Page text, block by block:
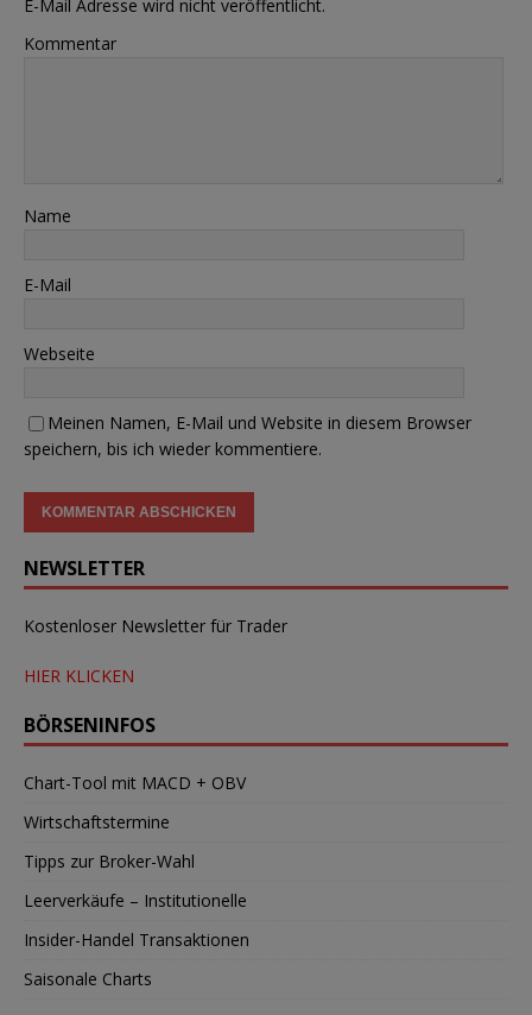
E-Mail Adresse wird nicht veröffentlicht.
Kommentar
Name
E-Mail
Webseite
Meinen Namen, E-Mail und Website in diesem Browser
speichern, bis ich wieder kommentiere.
NEWSLETTER
Kostenloser Newsletter für Trader
HIER KLICKEN
BÖRSENINFOS
Chart-Tool mit MACD + OBV
Wirtschaftstermine
Tipps zur Broker-Wahl
Leerverkäufe – Institutionelle
Insider-Handel Transaktionen
Saisonale Charts